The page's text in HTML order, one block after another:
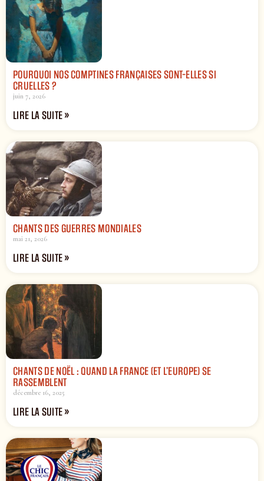
POURQUOI NOS COMPTINES FRANÇAISES SONT-ELLES SI
CRUELLES ?
juin 7, 2026
LIRE LA SUITE »
CHANTS DES GUERRES MONDIALES
mai 21, 2026
LIRE LA SUITE »
CHANTS DE NOËL : QUAND LA FRANCE (ET L’EUROPE) SE
RASSEMBLENT
décembre 16, 2025
LIRE LA SUITE »